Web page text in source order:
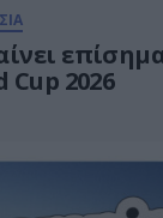
Cup 2026